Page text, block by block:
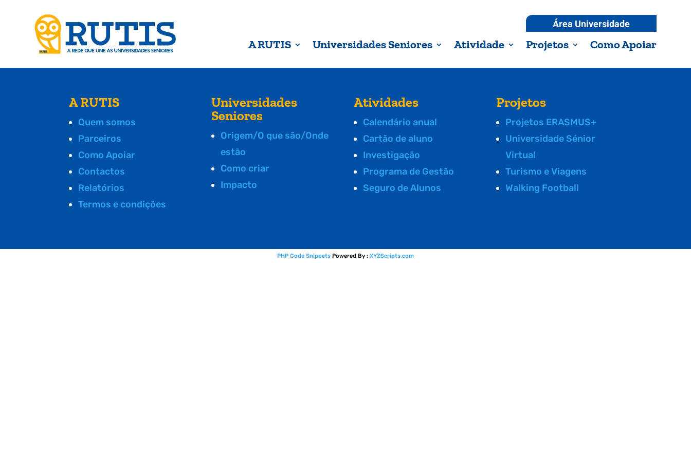
Área Universidade
A RUTIS Universidades Seniores Atividade Projetos Como Apoiar
A RUTIS
Quem somos
Parceiros
Como Apoiar
Contactos
Relatórios
Termos e condições
Universidades
Seniores
Origem/O que são/Onde
estão
Como criar
Impacto
Atividades
Calendário anual
Cartão de aluno
Investigação
Programa de Gestão
Seguro de Alunos
Projetos
Projetos ERASMUS+
Universidade Sénior
Virtual
Turismo e Viagens
Walking Football
PHP Code Snippets Powered By : XYZScripts.com